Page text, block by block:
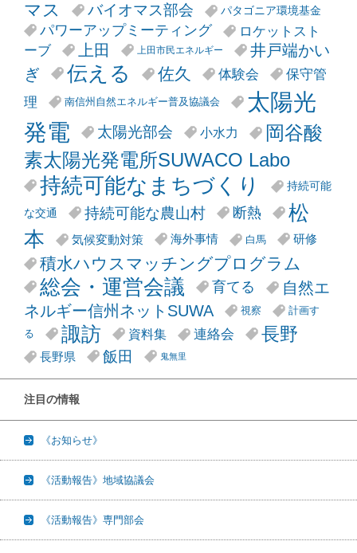
マス
バイオマス部会 パタゴニア環境基金
パワーアップミーティング
ロケットスト
ーブ
上田 上田市民エネルギー
井戸端かい
ぎ
伝える 佐久 体験会
保守管
理
南信州自然エネルギー普及協議会
太陽光
発電
太陽光部会 小水力
岡谷酸
素太陽光発電所SUWACO Labo
持続可能なまちづくり 持続可能
な交通 持続可能な農山村 断熱
松
本
気候変動対策 海外事情 白馬 研修
積水ハウスマッチングプログラム
総会・運営会議 育てる
自然エ
ネルギー信州ネットSUWA
視察
計画す
る
諏訪 資料集 連絡会 長野
長野県 飯田 鬼無里
注目の情報
《お知らせ》
《活動報告》地域協議会
《活動報告》専門部会